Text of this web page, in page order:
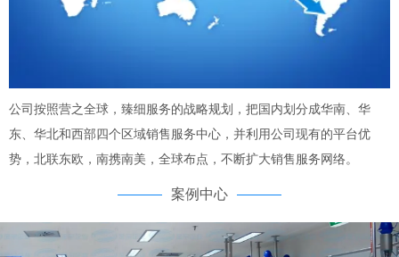
公司按照营之全球，臻细服务的战略规划，把国内划分成华南、华
东、华北和西部四个区域销售服务中心，并利用公司现有的平台优
势，北联东欧，南携南美，全球布点，不断扩大销售服务网络。
案例中心